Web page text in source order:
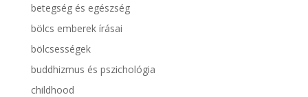
betegség és egészség
bölcs emberek írásai
bölcsességek
buddhizmus és pszichológia
childhood